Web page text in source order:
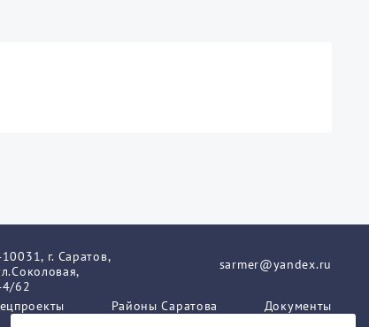
г. Саратов,
62
sarmer@yandex.ru
Районы Саратова Документы